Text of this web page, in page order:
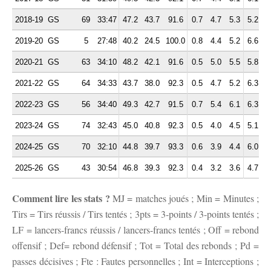
2018-19 GS 69 33:47 47.2 43.7 91.6 0.7 4.7 5.3 5.2
2019-20 GS 5 27:48 40.2 24.5 100.0 0.8 4.4 5.2 6.6
2020-21 GS 63 34:10 48.2 42.1 91.6 0.5 5.0 5.5 5.8
2021-22 GS 64 34:33 43.7 38.0 92.3 0.5 4.7 5.2 6.3
2022-23 GS 56 34:40 49.3 42.7 91.5 0.7 5.4 6.1 6.3
2023-24 GS 74 32:43 45.0 40.8 92.3 0.5 4.0 4.5 5.1
2024-25 GS 70 32:10 44.8 39.7 93.3 0.6 3.9 4.4 6.0
2025-26 GS 43 30:54 46.8 39.3 92.3 0.4 3.2 3.6 4.7
Comment lire les stats ? MJ = matches joués ; Min = Minutes ;
Tirs = Tirs réussis / Tirs tentés ; 3pts = 3-points / 3-points tentés ;
LF = lancers-francs réussis / lancers-francs tentés ; Off = rebond
offensif ; Def= rebond défensif ; Tot = Total des rebonds ; Pd =
passes décisives ; Fte : Fautes personnelles ; Int = Interceptions ;